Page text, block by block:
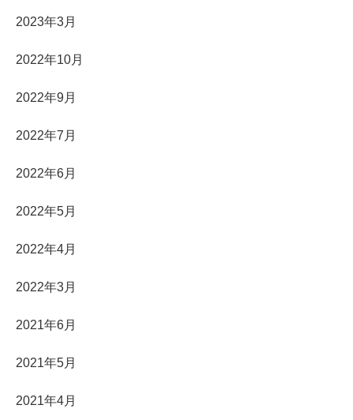
2023年3月
2022年10月
2022年9月
2022年7月
2022年6月
2022年5月
2022年4月
2022年3月
2021年6月
2021年5月
2021年4月